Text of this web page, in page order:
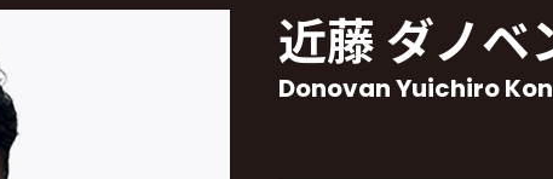
近藤 ダノベ
Donovan Yuichiro